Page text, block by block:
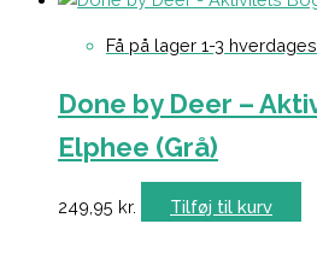
Få på lager 1-3
Done by Deer –
Elphee (Grå)
249,95 kr. Tilføj til kurv